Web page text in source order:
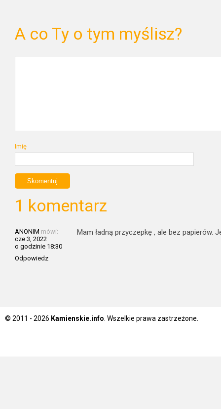
A co Ty o tym myślisz?
Imię
1 komentarz
ANONIM mówi:
cze 3, 2022
o godzinie 18:30
Odpowiedz
Mam ładną przyczepkę , ale bez papierów.
© 2011 - 2026 Kamienskie.info . Wszelkie prawa zastrzeżone.